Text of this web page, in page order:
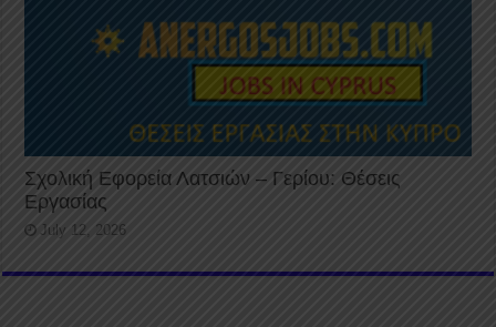
Σχολική Εφορεία Λατσιών – Γερίου: Θέσεις
Εργασίας
July 12, 2026